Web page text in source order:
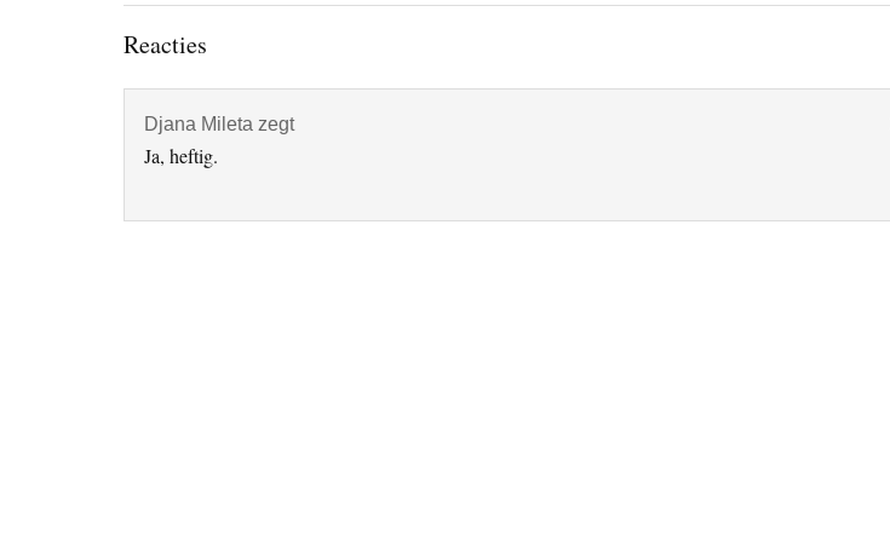
Lees
Reacties
Djana Mileta zegt
Ja, heftig.